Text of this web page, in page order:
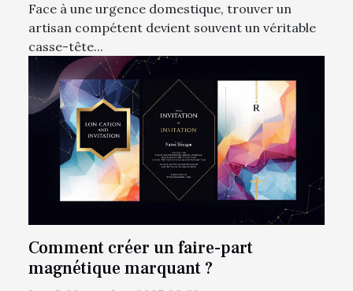
Face à une urgence domestique, trouver un
artisan compétent devient souvent un véritable
casse-tête...
Comment créer un faire-part
magnétique marquant ?